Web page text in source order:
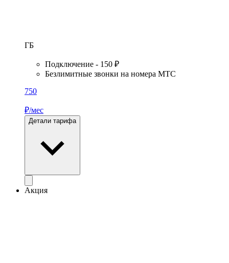
ГБ
Подключение - 150 ₽
Безлимитные звонки на номера МТС
750
₽/мес
Детали тарифа
Акция